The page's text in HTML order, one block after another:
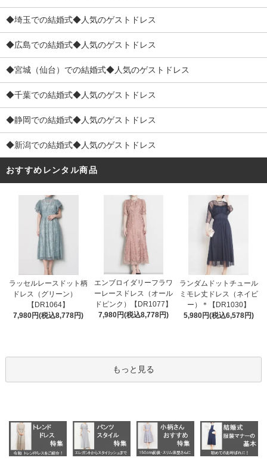
◆埼玉での結婚式◆人気のゲストドレス
◆広島での結婚式◆人気のゲストドレス
◆宮城（仙台）での結婚式◆人気のゲストドレス
◆千葉での結婚式◆人気のゲストドレス
◆静岡での結婚式◆人気のゲストドレス
◆新潟での結婚式◆人気のゲストドレス
おすすめレンタル商品
ラッセルレースドット柄
ドレス（グリーン）
【DR1064】
7,980円(税込8,778円)
エンブロイダリーフラワ
ーレースドレス（オール
ドピンク）【DR1077】
7,980円(税込8,778円)
ランダムドットチュール
ミモレ丈ドレス（ネイビ
ー）＊【DR1030】
5,980円(税込6,578円)
もっと見る